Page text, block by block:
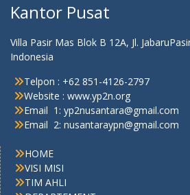
Kantor Pusat
Villa Pasir Mas Blok B 12A, Jl.
Indonesia
Telpon : +62 851-4126-2797
Website : www.yp2n.org
Email 1: yp2nusantara@gmail.com
Email 2: nusantaraypn@gmail.com
HOME
VISI MISI
TIM AHLI